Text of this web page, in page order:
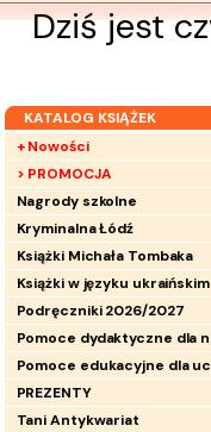
Dziś jest
KATALOG KSIĄŻEK
+ Nowości
> PROMOCJA
Nagrody szkolne
Kryminalna Łódź
Książki Michała Tombaka
Książki w języku ukraińskim
Podręczniki 2026/2027
PREZENTY
Tani Antykwariat